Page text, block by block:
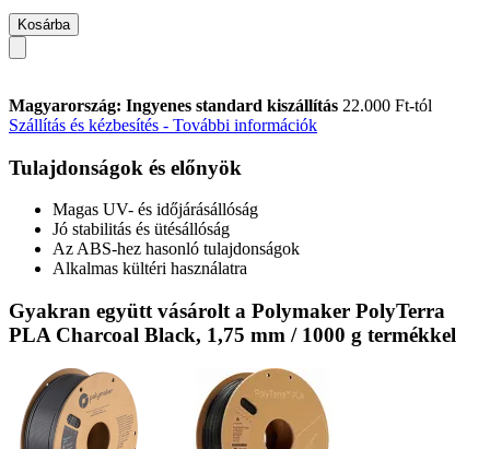
Kosárba
Magyarország: Ingyenes standard kiszállítás 22.000 Ft-tól
Szállítás és kézbesítés - További információk
Tulajdonságok és előnyök
Magas UV- és időjárásállóság
Jó stabilitás és ütésállóság
Az ABS-hez hasonló tulajdonságok
Alkalmas kültéri használatra
Gyakran együtt vásárolt a Polymaker PolyTerra
PLA Charcoal Black, 1,75 mm / 1000 g termékkel